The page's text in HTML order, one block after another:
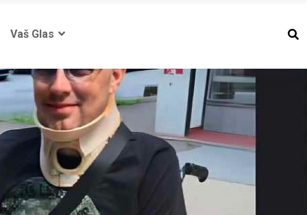
Vaš Glas